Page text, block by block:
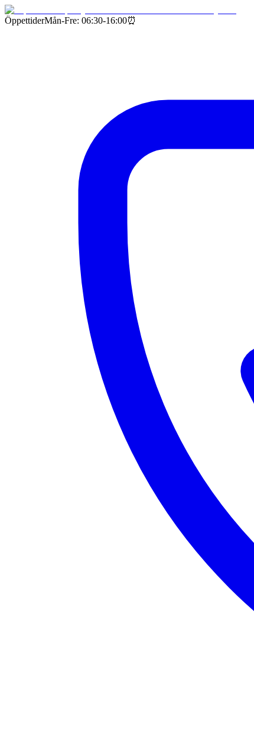
ÖppettiderMån-Fre: 06:30-16:00⏰